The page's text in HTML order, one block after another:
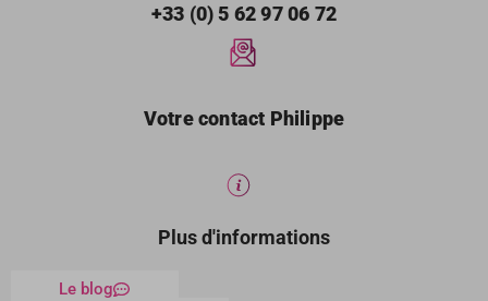
+33 (0) 5 62 97 06 72
Votre contact Philippe
Plus d'informations
Le blog